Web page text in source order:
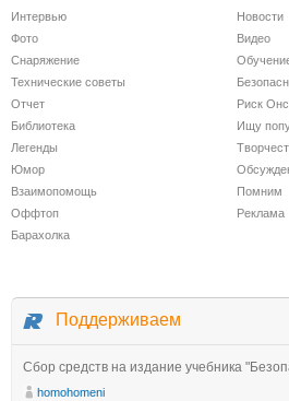
Интервью
Новости
Фото
Видео
Снаряжение
Технические советы
Отчет
Риск
Библиотека
Ищу
Легенды
Юмор
Взаимопомощь
Помним
Оффтоп
Реклама
Барахолка
Поддерживаем
Сбор средств на издание учебника
homohomeni